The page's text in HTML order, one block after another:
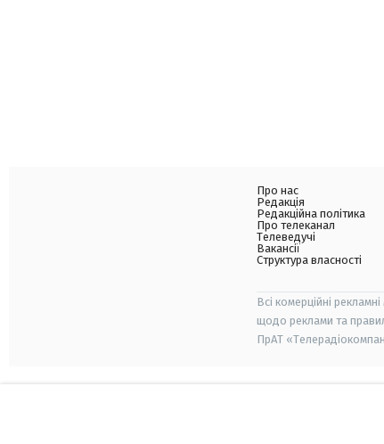
Про нас
Редакція
Редакційна політика
Про телеканал
Телеведучі
Вакансії
Структура власності
Всі комерційні
щодо реклами та
ПрАТ